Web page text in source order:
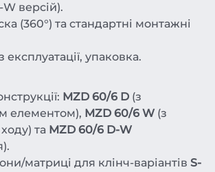
версій).
(360°) та стандартні монтажні
експлуатації, упаковка.
MZD 60/6 D (з
елементом), MZD 60/6 W (з
та MZD 60/6 D-W
матриці для клінч-варіантів S-